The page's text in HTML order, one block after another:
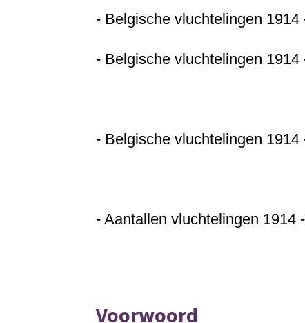
- Belgische vluchtelingen
- Belgische vluchtelingen
- Belgische vluchtelingen
- Aantallen vluchtelingen
Voorwoord